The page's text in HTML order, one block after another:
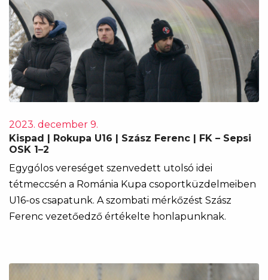
2023. december 9.
Kispad | Rokupa U16 | Szász Ferenc | FK – Sepsi
OSK 1–2
Egygólos vereséget szenvedett utolsó idei
tétmeccsén a Románia Kupa csoportküzdelmeiben
U16-os csapatunk. A szombati mérkőzést Szász
Ferenc vezetőedző értékelte honlapunknak.